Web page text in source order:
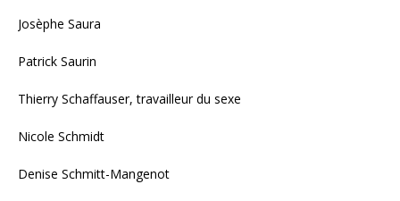
Josèphe Saura
Patrick Saurin
Thierry Schaffauser, travailleur du sexe
Nicole Schmidt
Denise Schmitt-Mangenot